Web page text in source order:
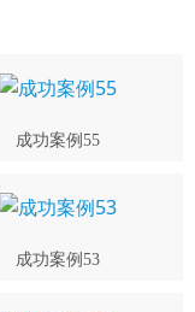
成功案例55
成功案例53